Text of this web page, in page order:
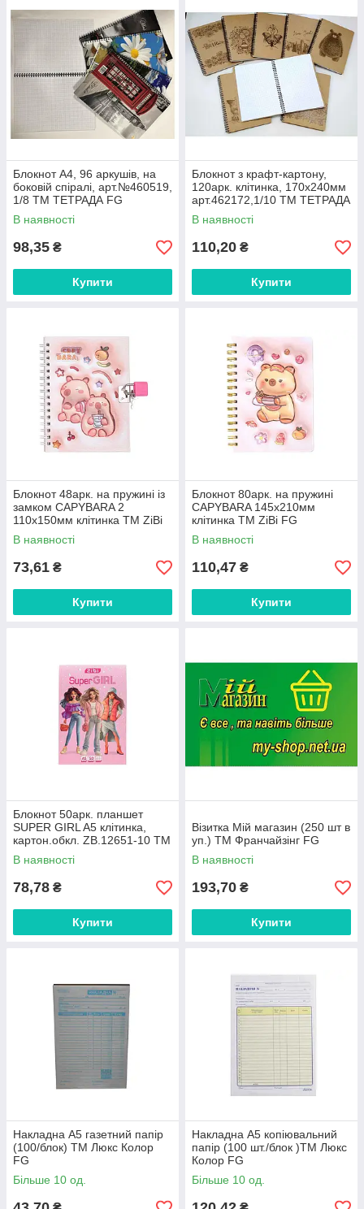
Блокнот А4, 96 аркушів, на
боковій спіралі, арт.№460519,
1/8 ТМ ТЕТРАДА FG
В наявності
98,35 ₴
Купити
Блокнот з крафт-картону,
120арк. клітинка, 170х240мм
арт.462172,1/10 ТМ ТЕТРАДА
FG
В наявності
110,20 ₴
Купити
Блокнот 48арк. на пружині із
замком CAPYBARA 2
110х150мм клітинка ТМ ZiBi
FG
В наявності
73,61 ₴
Купити
Блокнот 80арк. на пружині
CAPYBARA 145х210мм
клітинка ТМ ZiBi FG
В наявності
110,47 ₴
Купити
Блокнот 50арк. планшет
SUPER GIRL A5 клітинка,
картон.обкл. ZB.12651-10 ТМ
ZIBI
В наявності
78,78 ₴
Купити
Візитка Мій магазин (250 шт в
уп.) ТМ Франчайзінг FG
В наявності
193,70 ₴
Купити
Накладна А5 газетний папір
(100/блок) ТМ Люкс Колор
FG
Більше 10 од.
Накладна А5 копіювальний
папір (100 шт./блок )ТМ Люкс
Колор FG
Більше 10 од.